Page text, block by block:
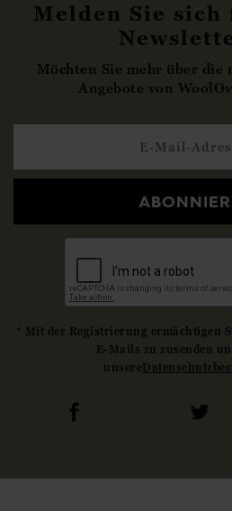
Melden Sie sich
Möchten Sie mehr über die
Angebote von
* Mit der Registrierung ermächtigen
E-Mails zu zusenden
unsere